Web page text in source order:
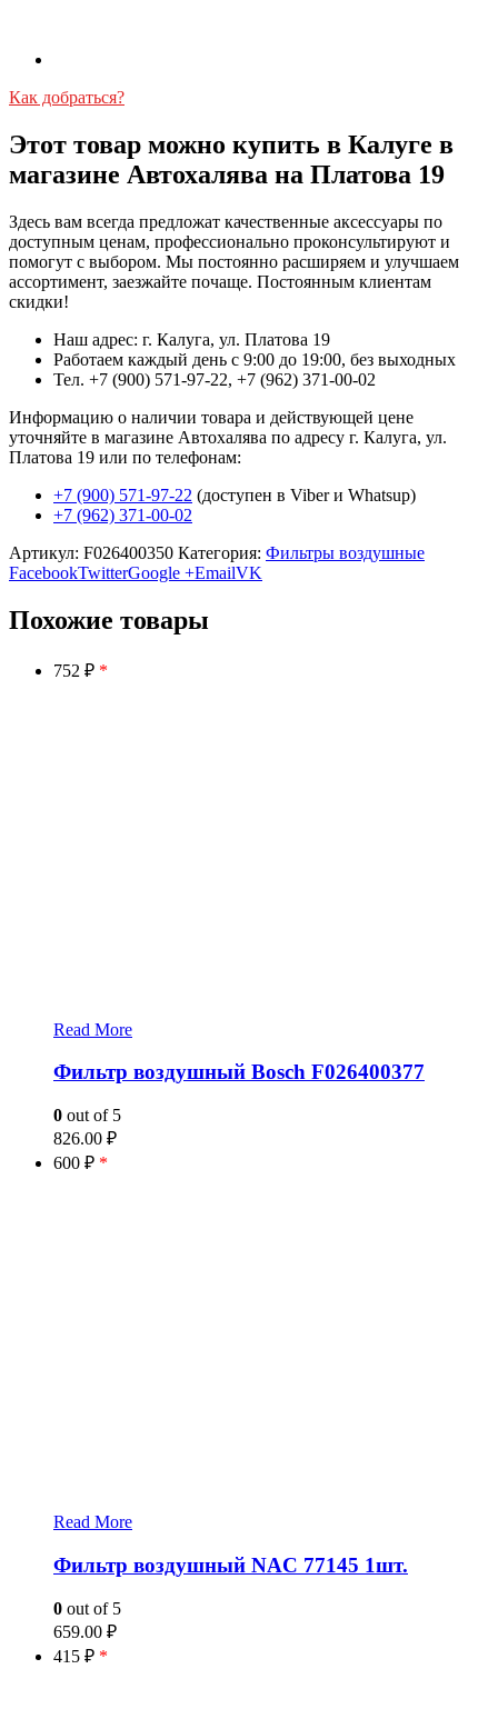
Как добраться?
Этот товар можно купить в Калуге в
магазине Автохалява на Платова 19
Здесь вам всегда предложат качественные аксессуары по
доступным ценам, профессионально проконсультируют и
помогут с выбором. Мы постоянно расширяем и улучшаем
ассортимент, заезжайте почаще. Постоянным клиентам
скидки!
Наш адрес: г. Калуга, ул. Платова 19
Работаем каждый день с 9:00 до 19:00, без выходных
Тел. +7 (900) 571-97-22, +7 (962) 371-00-02
Информацию о наличии товара и действующей цене
уточняйте в магазине Автохалява по адресу г. Калуга, ул.
Платова 19 или по телефонам:
+7 (900) 571-97-22 (доступен в Viber и Whatsup)
+7 (962) 371-00-02
Артикул: F026400350 Категория: Фильтры воздушные
FacebookTwitterGoogle +EmailVK
Похожие товары
752 ₽ *
Read More
Фильтр воздушный Bosch F026400377
0 out of 5
826.00 ₽
600 ₽ *
Read More
Фильтр воздушный NAC 77145 1шт.
0 out of 5
659.00 ₽
415 ₽ *